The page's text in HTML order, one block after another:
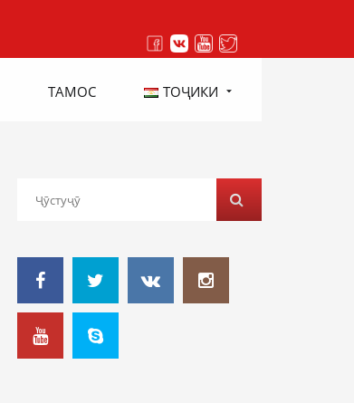
ТАМОС ТОҶИКИ